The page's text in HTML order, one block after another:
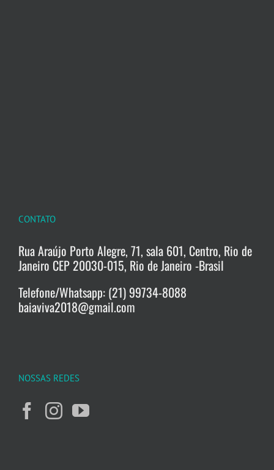
CONTATO
Rua Araújo Porto Alegre, 71, sala 601, Centro, Rio de
Janeiro CEP 20030-015, Rio de Janeiro -Brasil
Telefone/Whatsapp: (21) 99734-8088
baiaviva2018@gmail.com
NOSSAS REDES